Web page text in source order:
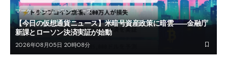
マーケットニュース ニュース
【今日の仮想通貨ニュース】米暗号資産政策に暗雲――金融庁
新課とローソン決済実証が始動
2026年08月05日 20時08分